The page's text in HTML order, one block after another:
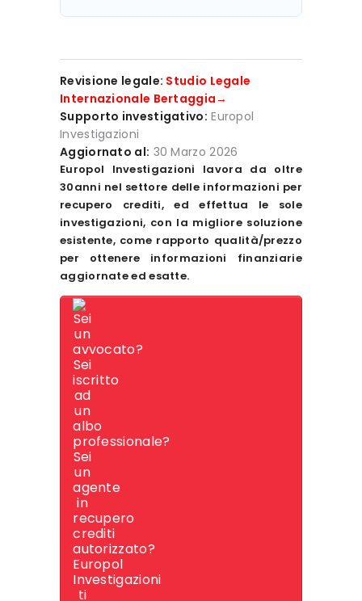
Revisione legale: Studio Legale
Internazionale Bertaggia→
Supporto investigativo: Europol
Investigazioni
Aggiornato al: 30 Marzo 2026
Europol Investigazioni lavora da oltre
30anni nel settore delle informazioni per
recupero crediti, ed effettua le sole
investigazioni, con la migliore soluzione
esistente, come rapporto qualità/prezzo
per ottenere informazioni finanziarie
aggiornate ed esatte.